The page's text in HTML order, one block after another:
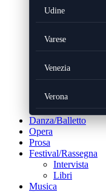
Udine
Varese
Venezia
Verona
Danza/Balletto
Opera
Prosa
Festival/Rassegna
Intervista
Libri
Musica